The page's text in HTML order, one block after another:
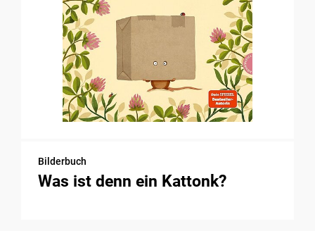
Bilderbuch
Was ist denn ein Kattonk?